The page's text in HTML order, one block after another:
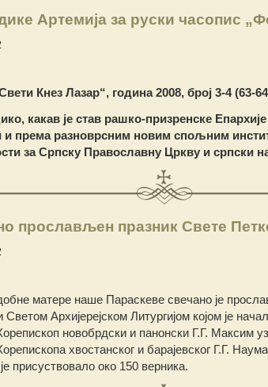
Артемија за руски часопис
Кнез Лазар“, година 2008, број 3-4 (63-
какав је став рашко-призренске
и према разноврсним новим спољним
за Српску Православну Цркву и српски
прослављен празник Свете
матере наше Параскеве свечано је
Светом Архијерејском Литургијом којом је
новобрдски и панонски Г.Г. Максим
хвостанског и барајевског Г.Г.
присуствовало око 150 верника.